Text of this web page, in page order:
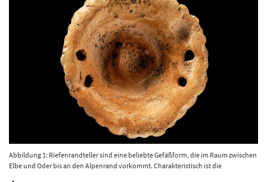
Abbildung 1: Riefenrandteller sind eine beliebte Gefäßform, die im Raum zwischen
Elbe und Oder bis an den Alpenrand vorkommt. Charakteristisch ist die